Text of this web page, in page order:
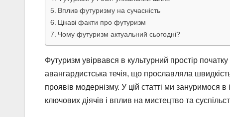
Вплив футуризму на сучасність
Цікаві факти про футуризм
Чому футуризм актуальний сьогодні?
Футуризм увірвався в культурний простір
авангардистська течія, що прославляла
проявів модернізму. У цій статті ми зануримося
ключових діячів і вплив на мистецтво та